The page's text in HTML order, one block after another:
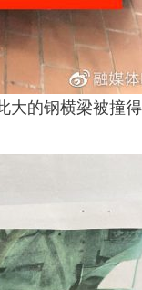
的钢横梁被撞